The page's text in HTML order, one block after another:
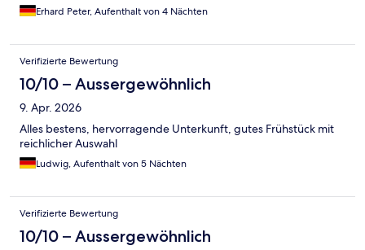
Erhard Peter, Aufenthalt von 4 Nächten
Verifizierte Bewertung
10/10 – Aussergewöhnlich
9. Apr. 2026
Alles bestens, hervorragende Unterkunft, gutes Frühstück mit
reichlicher Auswahl
Ludwig, Aufenthalt von 5 Nächten
Verifizierte Bewertung
10/10 – Aussergewöhnlich